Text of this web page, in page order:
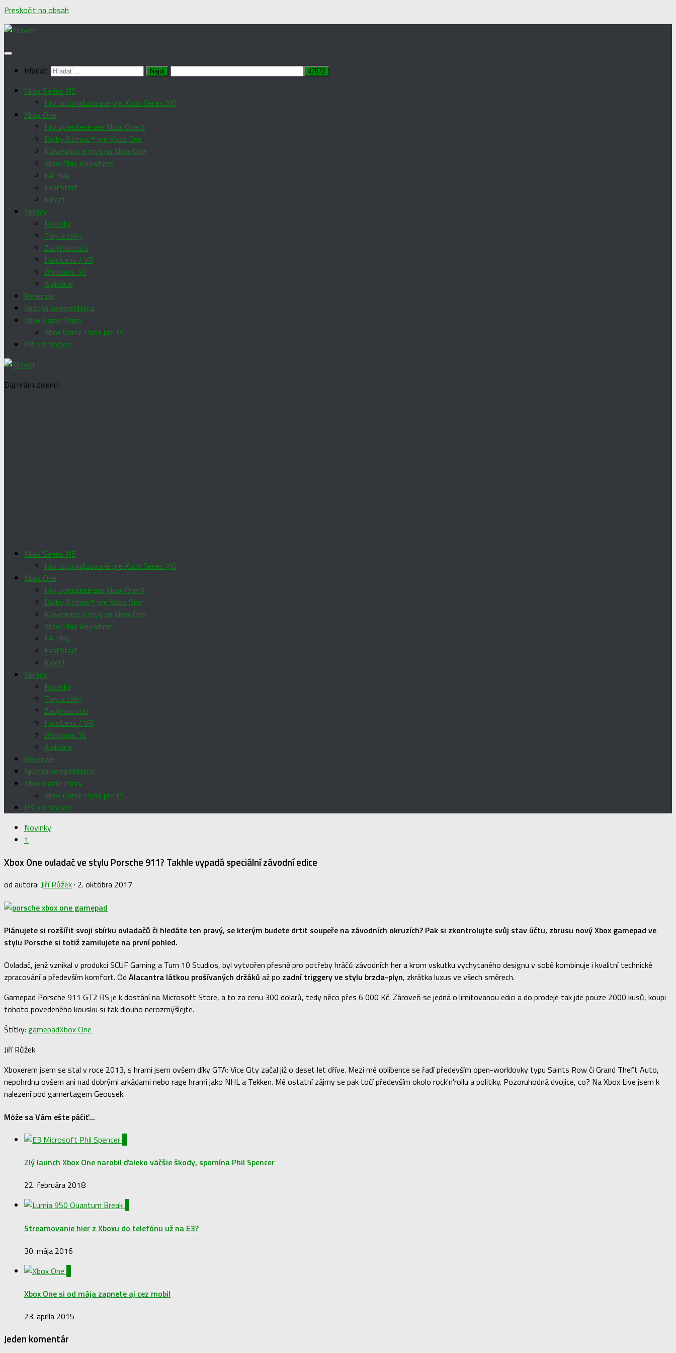
Preskočiť na obsah
Hľadať:
Xbox Series X|S
Hry optimalizované pre Xbox Series X|S
Xbox One
Hry vylepšené pre Xbox One X
Dolby Atmos™ pre Xbox One
Klávesnica a myš na Xbox One
Xbox Play Anywhere
EA Play
FastStart
Kinect
Správy
Novinky
Tipy a triky
Zaujímavosti
HoloLens / VR
Windows 10
Aplikácie
Recenzie
Spätná kompatibilita
Xbox Game Pass
Xbox Game Pass pre PC
Píš pre Xboxer
Daj hrám zelenú!
Xbox Series X|S
Hry optimalizované pre Xbox Series X|S
Xbox One
Hry vylepšené pre Xbox One X
Dolby Atmos™ pre Xbox One
Klávesnica a myš na Xbox One
Xbox Play Anywhere
EA Play
FastStart
Kinect
Správy
Novinky
Tipy a triky
Zaujímavosti
HoloLens / VR
Windows 10
Aplikácie
Recenzie
Spätná kompatibilita
Xbox Game Pass
Xbox Game Pass pre PC
Píš pre Xboxer
Novinky
1
Xbox One ovladač ve stylu Porsche 911? Takhle vypadá speciální závodní edice
od autora: Jiří Růžek· 2. októbra 2017
Plánujete si rozšířit svoji sbírku ovladačů či hledáte ten pravý, se kterým budete drtit soupeře na závodních okruzích? Pak si zkontrolujte svůj stav účtu, zbrusu nový Xbox gamepad ve
stylu Porsche si totiž zamilujete na první pohled.
Ovladač, jenž vznikal v produkci SCUF Gaming a Turn 10 Studios, byl vytvořen přesně pro potřeby hráčů závodních her a krom vskutku vychytaného designu v sobě kombinuje i kvalitní technické
zpracování a především komfort. Od Alacantra látkou prošívaných držáků až po zadní triggery ve stylu brzda-plyn, zkrátka luxus ve všech směrech.
Gamepad Porsche 911 GT2 RS je k dostání na Microsoft Store, a to za cenu 300 dolarů, tedy něco přes 6 000 Kč. Zároveň se jedná o limitovanou edici a do prodeje tak jde pouze 2000 kusů, koupi
tohoto povedeného kousku si tak dlouho nerozmýšlejte.
Štítky: gamepadXbox One
Jiří Růžek
Xboxerem jsem se stal v roce 2013, s hrami jsem ovšem díky GTA: Vice City začal již o deset let dříve. Mezi mé oblíbence se řadí především open-worldovky typu Saints Row či Grand Theft Auto,
nepohrdnu ovšem ani nad dobrými arkádami nebo rage hrami jako NHL a Tekken. Mé ostatní zájmy se pak točí především okolo rock'n'rollu a politiky. Pozoruhodná dvojice, co? Na Xbox Live jsem k
nalezení pod gamertagem Geousek.
Môže sa Vám ešte páčiť...
Zlý launch Xbox One narobil ďaleko väčšie škody, spomína Phil Spencer
22. februára 2018
Streamovanie hier z Xboxu do telefónu už na E3?
30. mája 2016
Xbox One si od mája zapnete aj cez mobil
23. apríla 2015
Jeden komentár